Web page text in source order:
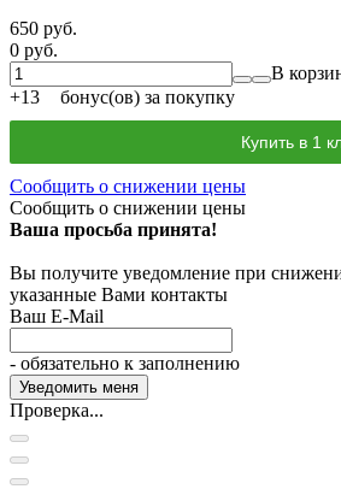
650 руб.
0 руб.
В
+13 бонус(ов) за покупку
Купить в 1
Сообщить о снижении цены
Сообщить о снижении цены
Ваша просьба принята!
Вы получите уведомление при
указанные Вами контакты
Ваш E-Mail
- обязательно к заполнению
Проверка...